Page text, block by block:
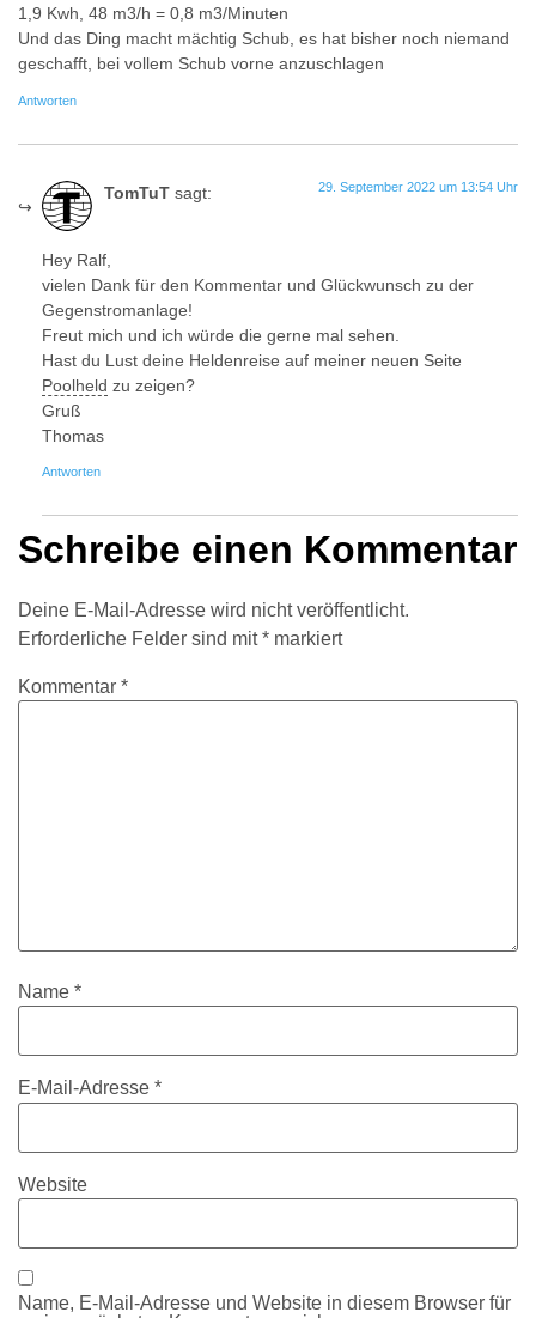
1,9 Kwh, 48 m3/h = 0,8 m3/Minuten
Und das Ding macht mächtig Schub, es hat bisher noch niemand
geschafft, bei vollem Schub vorne anzuschlagen
Antworten
TomTuT sagt: 29. September 2022 um 13:54 Uhr
Hey Ralf,
vielen Dank für den Kommentar und Glückwunsch zu der
Gegenstromanlage!
Freut mich und ich würde die gerne mal sehen.
Hast du Lust deine Heldenreise auf meiner neuen Seite
Poolheld zu zeigen?
Gruß
Thomas
Antworten
Schreibe einen Kommentar
Deine E-Mail-Adresse wird nicht veröffentlicht.
Erforderliche Felder sind mit* markiert
Kommentar *
Name *
E-Mail-Adresse *
Website
Name, E-Mail-Adresse und Website in diesem Browser für